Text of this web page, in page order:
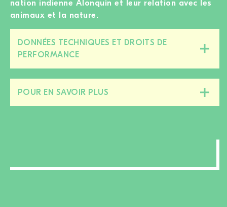
nation indienne Alonquin et leur relation avec les
animaux et la nature.
DONNÉES TECHNIQUES ET DROITS DE
PERFORMANCE
POUR EN SAVOIR PLUS
cette